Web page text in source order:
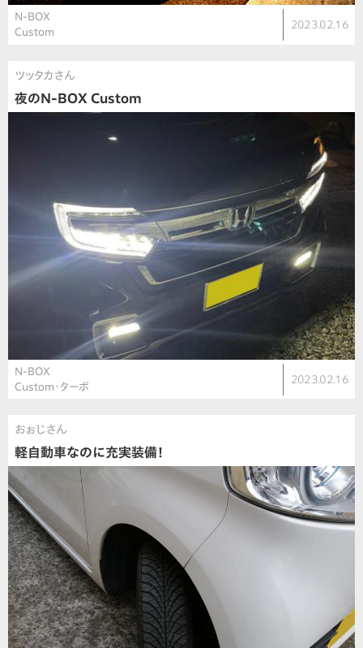
N-BOX
Custom
2023.02.16
ツッタカさん
夜のN-BOX Custom
N-BOX
Custom・ターボ
2023.02.16
おぉじさん
軽自動車なのに充実装備！